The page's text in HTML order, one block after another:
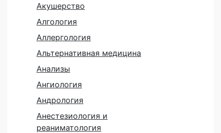
Акушерство
Алгология
Аллергология
Альтернативная медицина
Анализы
Ангиология
Андрология
Анестезиология и
реаниматология